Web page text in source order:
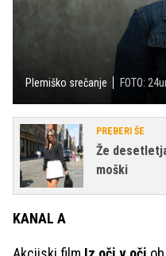
Plemiško srečanje FOTO:
PREBERI ŠE
Že
moški
KANAL A